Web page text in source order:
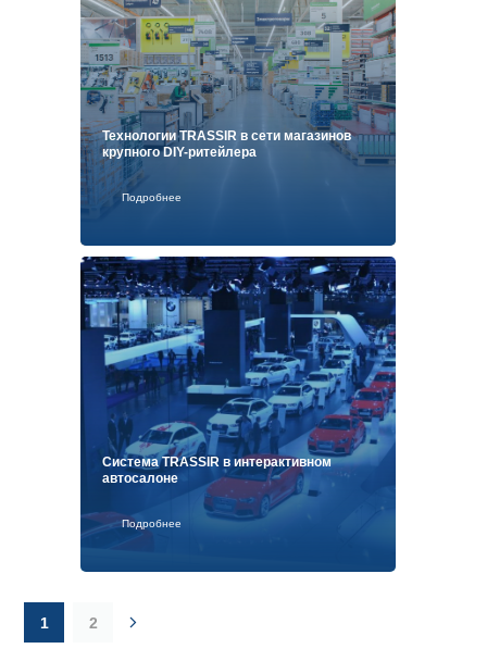
Технологии TRASSIR в сети магазинов
крупного DIY-ритейлера
Подробнее
Система TRASSIR в интерактивном
автосалоне
Подробнее
1 2